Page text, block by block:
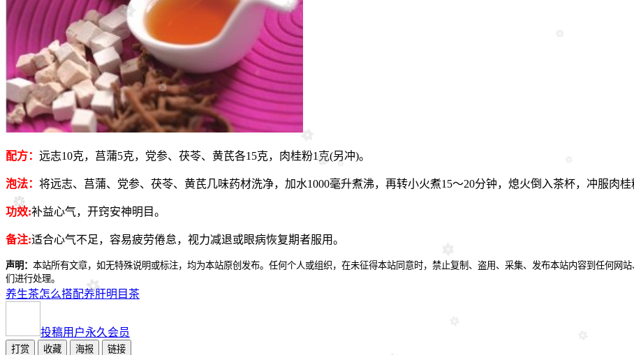
配方： 远志10克，莒蒲5克，党参、茯苓、黄芪各15克，肉桂粉1克(另冲)。
泡法： 将远志、莒蒲、党参、茯苓、黄芪几味药材洗净，加水1000毫升煮沸，再转小火煮15～20分钟，熄火倒入茶杯，冲服肉桂
功效:补益心气，开窍安神明目。
备注:适合心气不足，容易疲劳倦怠，视力减退或眼病恢复期者服用。
声明： 本站所有文章，如无特殊说明或标注，均为本站原创发布。任何个人或组织，在未征得本站同意时，禁止复制、盗用、采集、发布本站内容到任何网
们进行处理。
养生茶怎么搭配养肝明目茶
投稿用户永久会员
打赏 收藏 海报 链接